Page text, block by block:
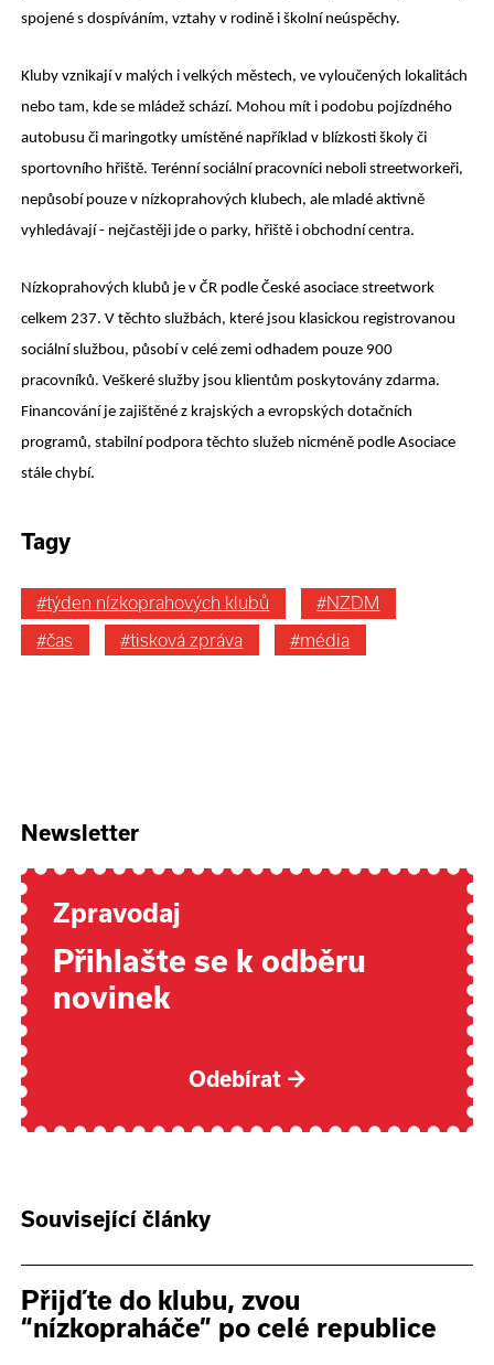
spojené s dospíváním, vztahy v rodině i školní neúspěchy.
Kluby vznikají v malých i velkých městech, ve vyloučených lokalitách
nebo tam, kde se mládež schází. Mohou mít i podobu pojízdného
autobusu či maringotky umístěné například v blízkosti školy či
sportovního hřiště. Terénní sociální pracovníci neboli streetworkeři,
nepůsobí pouze v nízkoprahových klubech, ale mladé aktivně
vyhledávají - nejčastěji jde o parky, hřiště i obchodní centra.
Nízkoprahových klubů je v ČR podle České asociace streetwork
celkem 237. V těchto službách, které jsou klasickou registrovanou
sociální službou, působí v celé zemi odhadem pouze 900
pracovníků. Veškeré služby jsou klientům poskytovány zdarma.
Financování je zajištěné z krajských a evropských dotačních
programů, stabilní podpora těchto služeb nicméně podle Asociace
stále chybí.
Tagy
#týden nízkoprahových klubů
#NZDM
#čas
#tisková zpráva #média
Newsletter
Zpravodaj
Přihlašte se k odběru
novinek
Odebírat →
Související články
Přijďte do klubu, zvou
“nízkopraháče” po celé republice